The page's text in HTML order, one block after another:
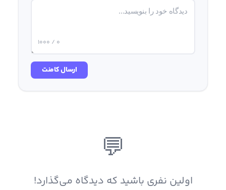
0 / 1000
ارسال کامنت
💬
اولین نفری باشید که دیدگاه می‌گذارد!